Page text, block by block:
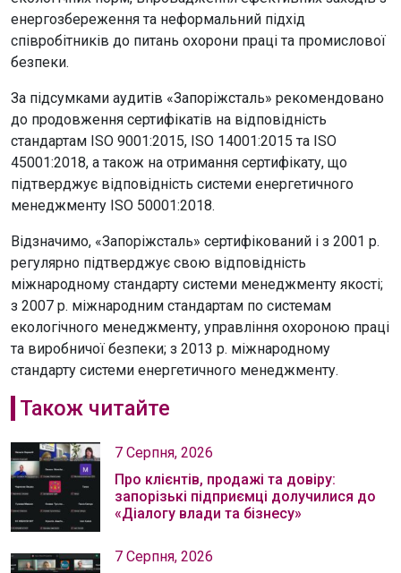
енергозбереження та неформальний підхід
співробітників до питань охорони праці та промислової
безпеки.
За підсумками аудитів «Запоріжсталь» рекомендовано
до продовження сертифікатів на відповідність
стандартам ISO 9001:2015, ISO 14001:2015 та ISO
45001:2018, а також на отримання сертифікату, що
підтверджує відповідність системи енергетичного
менеджменту ISO 50001:2018.
Відзначимо, «Запоріжсталь» сертифікований і з 2001 р.
регулярно підтверджує свою відповідність
міжнародному стандарту системи менеджменту якості;
з 2007 р. міжнародним стандартам по системам
екологічного менеджменту, управління охороною праці
та виробничої безпеки; з 2013 р. міжнародному
стандарту системи енергетичного менеджменту.
Також читайте
7 Серпня, 2026
Про клієнтів, продажі та довіру:
запорізькі підприємці долучилися до
«Діалогу влади та бізнесу»
7 Серпня, 2026